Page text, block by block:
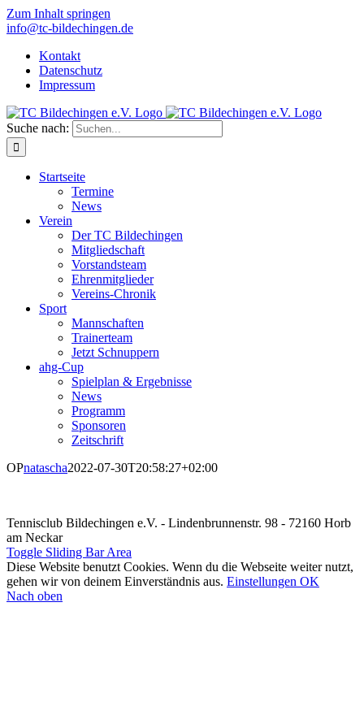
Zum Inhalt springen
info@tc-bildechingen.de
Kontakt
Datenschutz
Impressum
Suche nach:
Startseite
Termine
News
Verein
Der TC Bildechingen
Mitgliedschaft
Vorstandsteam
Ehrenmitglieder
Vereins-Chronik
Sport
Mannschaften
Trainerteam
Jetzt Schnuppern
ahg-Cup
Spielplan & Ergebnisse
News
Programm
Sponsoren
Zeitschrift
OPnatascha2022-07-30T20:58:27+02:00
Tennisclub Bildechingen e.V. - Lindenbrunnenstr. 98 - 72160 Horb
am Neckar
Toggle Sliding Bar Area
Diese Website benutzt Cookies. Wenn du die Webseite weiter nutzt,
gehen wir von deinem Einverständnis aus. Einstellungen OK
Nach oben